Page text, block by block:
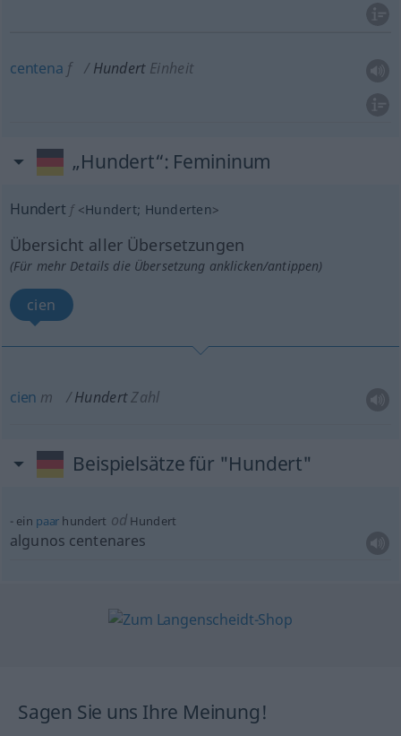
centena f Hundert Einheit
„Hundert“: Femininum
Hundert f <Hundert; Hunderten>
Übersicht aller Übersetzungen
(Für mehr Details die Übersetzung anklicken/antippen)
cien
cien m HundertZahl
Beispielsätze für "Hundert"
ein paar hundert odHundert
algunos centenares
Sagen Sie uns Ihre Meinung!